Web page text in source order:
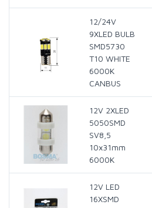
12/24V
9XLED BULB
SMD5730
T10 WHITE
6000K
CANBUS
12V 2XLED
5050SMD
SV8,5
10x31mm
6000K
12V LED
16XSMD